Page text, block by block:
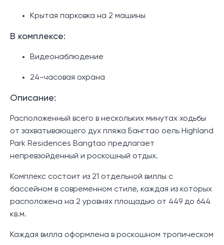
Крытая парковка на 2 машины
В комплексе:
Видеонаблюдение
24-часовая охрана
Описание:
Расположенный всего в нескольких минутах ходьбы
от захватывающего дух пляжа Бангтао оель Highland
Park Residences Bangtao предлагает
непревзойденный и роскошный отдых.
Комплекс состоит из 21 отдельной виллы с
бассейном в современном стиле, каждая из которых
расположена на 2 уровнях площадью от 449 до 644
кв.м.
Каждая вилла оформлена в роскошном тропическом